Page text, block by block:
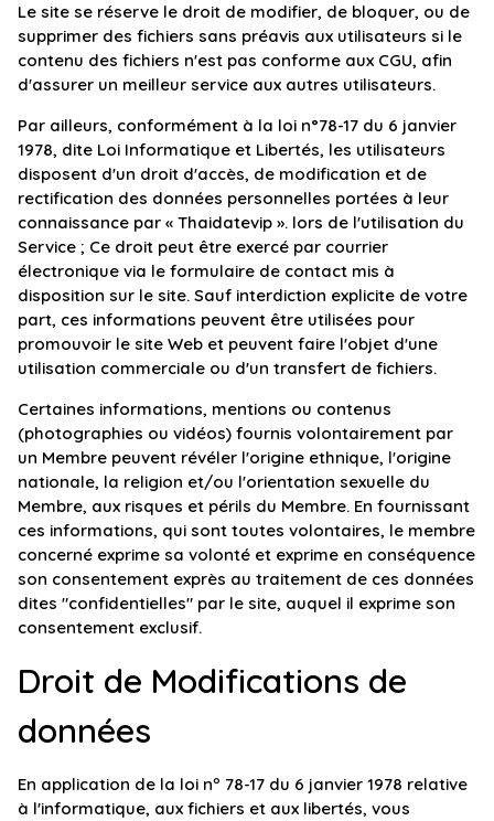
Le site se réserve le droit de modifier, de bloquer, ou de
supprimer des fichiers sans préavis aux utilisateurs si le
contenu des fichiers n'est pas conforme aux CGU, afin
d'assurer un meilleur service aux autres utilisateurs.
Par ailleurs, conformément à la loi n°78-17 du 6 janvier
1978, dite Loi Informatique et Libertés, les utilisateurs
disposent d'un droit d'accès, de modification et de
rectification des données personnelles portées à leur
connaissance par « Thaidatevip ». lors de l'utilisation du
Service ; Ce droit peut être exercé par courrier
électronique via le formulaire de contact mis à
disposition sur le site. Sauf interdiction explicite de votre
part, ces informations peuvent être utilisées pour
promouvoir le site Web et peuvent faire l'objet d'une
utilisation commerciale ou d'un transfert de fichiers.
Certaines informations, mentions ou contenus
(photographies ou vidéos) fournis volontairement par
un Membre peuvent révéler l'origine ethnique, l'origine
nationale, la religion et/ou l'orientation sexuelle du
Membre, aux risques et périls du Membre. En fournissant
ces informations, qui sont toutes volontaires, le membre
concerné exprime sa volonté et exprime en conséquence
son consentement exprès au traitement de ces données
dites "confidentielles" par le site, auquel il exprime son
consentement exclusif.
Droit de Modifications de
données
En application de la loi nº 78-17 du 6 janvier 1978 relative
à l'informatique, aux fichiers et aux libertés, vous